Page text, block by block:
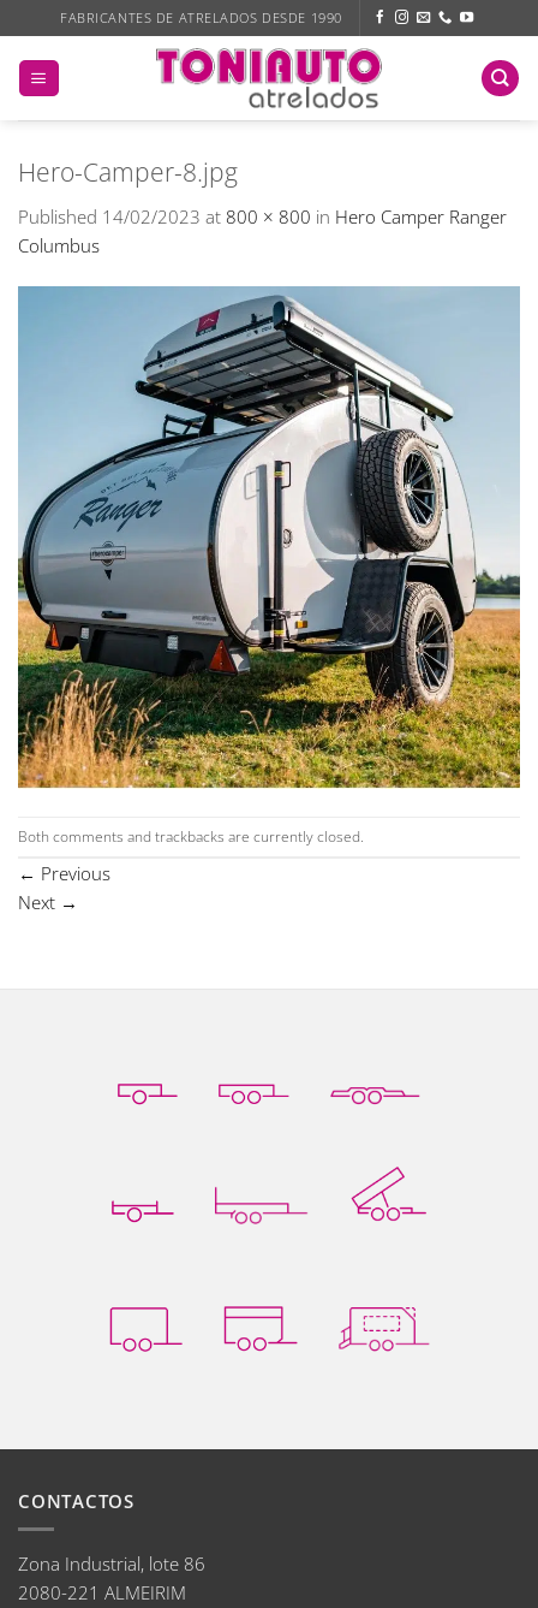
to
content
FABRICANTES DE ATRELADOS DESDE 1990
Hero-Camper-8.jpg
Published 14/02/2023 at 800 × 800 in Hero Camper Ranger
Columbus
Both comments and trackbacks are currently closed.
← Previous
Next →
CONTACTOS
Zona Industrial, lote 86
2080-221 ALMEIRIM